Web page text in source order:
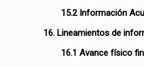
15.2 Información
16. Lineamientos de
16.1 Avance físico